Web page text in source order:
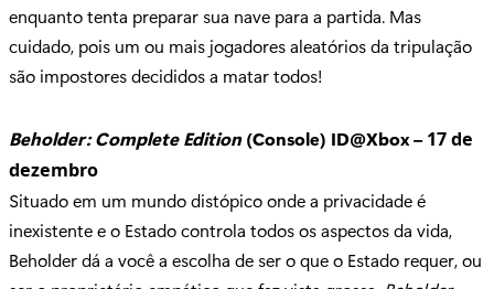
enquanto tenta preparar sua nave para a partida. Mas
cuidado, pois um ou mais jogadores aleatórios da tripulação
são impostores decididos a matar todos!
Beholder: Complete Edition(Console) ID@Xbox –17 de
dezembro
Situado em um mundo distópico onde a privacidade é
inexistente e o Estado controla todos os aspectos da vida,
Beholder dá a você a escolha de ser o que o Estado requer, ou